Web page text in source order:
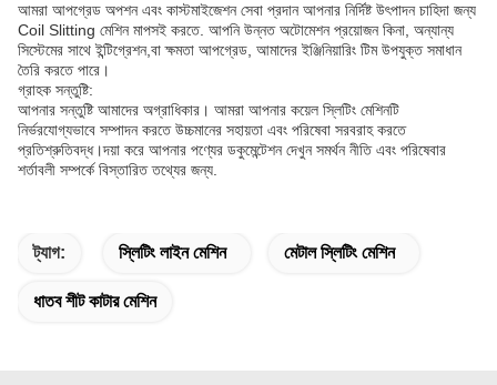
আমরা আপগ্রেড অপশন এবং কাস্টমাইজেশন সেবা প্রদান আপনার নির্দিষ্ট উৎপাদন চাহিদা জন্য
Coil Slitting মেশিন মাপসই করতে. আপনি উন্নত অটোমেশন প্রয়োজন কিনা, অন্যান্য
সিস্টেমের সাথে ইন্টিগ্রেশন,বা ক্ষমতা আপগ্রেড, আমাদের ইঞ্জিনিয়ারিং টিম উপযুক্ত সমাধান
তৈরি করতে পারে।
গ্রাহক সন্তুষ্টি:
আপনার সন্তুষ্টি আমাদের অগ্রাধিকার। আমরা আপনার কয়েল স্লিটিং মেশিনটি
নির্ভরযোগ্যভাবে সম্পাদন করতে উচ্চমানের সহায়তা এবং পরিষেবা সরবরাহ করতে
প্রতিশ্রুতিবদ্ধ।দয়া করে আপনার পণ্যের ডকুমেন্টেশন দেখুন সমর্থন নীতি এবং পরিষেবার
শর্তাবলী সম্পর্কে বিস্তারিত তথ্যের জন্য.
ট্যাগ: স্লিটিং লাইন মেশিন মেটাল স্লিটিং মেশিন
ধাতব শীট কাটার মেশিন